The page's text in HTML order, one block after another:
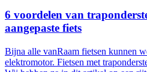
6 voordelen van
aangepaste fiets
Bijna alle vanRaam fietsen kunnen
elektromotor. Fietsen met